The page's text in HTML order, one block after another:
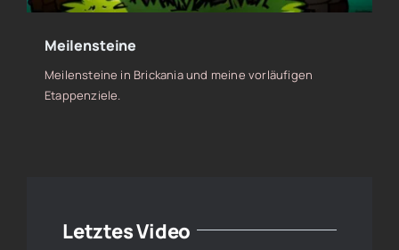
Meilensteine
Meilensteine in Brickania und meine vorläufigen
Etappenziele.
Letztes Video